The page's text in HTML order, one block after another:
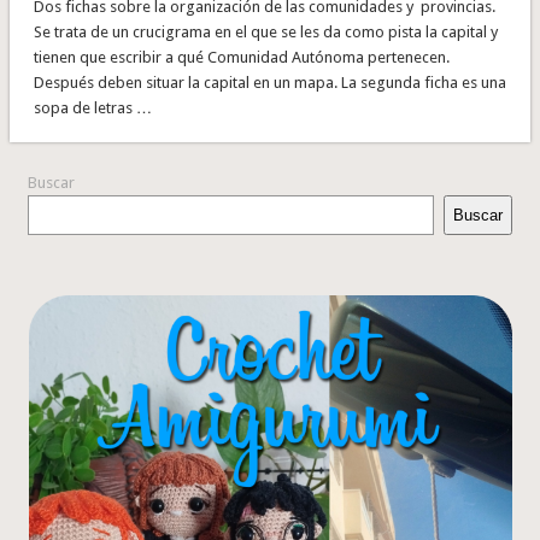
Dos fichas sobre la organización de las comunidades y provincias.
Se trata de un crucigrama en el que se les da como pista la capital y
tienen que escribir a qué Comunidad Autónoma pertenecen.
Después deben situar la capital en un mapa. La segunda ficha es una
sopa de letras …
Buscar
Buscar